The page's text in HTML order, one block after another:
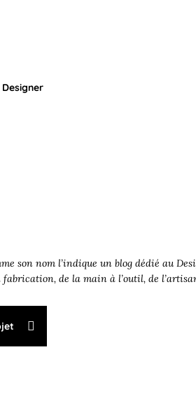
son nom l’indique un blog dédié au
de la main à l’outil, de